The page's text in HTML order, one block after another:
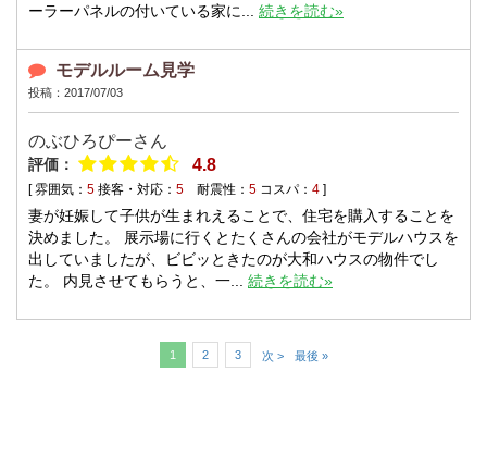
ーラーパネルの付いている家に... 続きを読む»
モデルルーム見学
投稿：2017/07/03
のぶひろぴーさん
評価： 4.8
[ 雰囲気： 5 接客・対応： 5 耐震性： 5 コスパ： 4 ]
妻が妊娠して子供が生まれえることで、住宅を購入することを
決めました。 展示場に行くとたくさんの会社がモデルハウスを
出していましたが、ビビッときたのが大和ハウスの物件でし
た。 内見させてもらうと、一... 続きを読む»
1 2 3 次 > 最後 »